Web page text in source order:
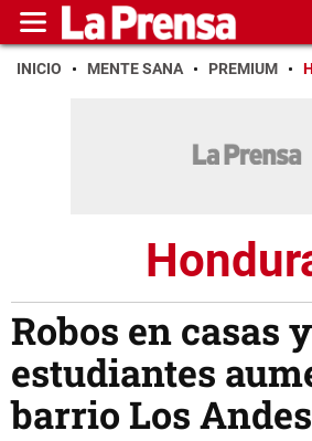
INICIO MENTE SANA PREMIUM
Robos en casas
estudiantes
barrio Los Andes